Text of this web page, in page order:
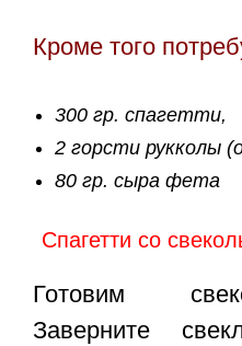
Кроме того
300 гр. спагетти,
2 горсти рукколы
80 гр. сыра фета
Спагетти со
Готовим
Заверните